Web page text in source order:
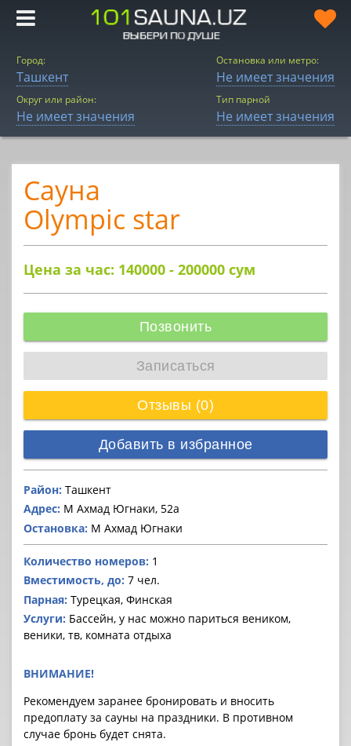
Город:
Ташкент
Округ или район:
Не имеет значения
Остановка или метро:
Не имеет значения
Тип парной
Не имеет значения
Сауна
Olympic star
Цена за час: 140000 - 200000 сум
Позвонить
Записаться
Отзывы (0)
Добавить в избранное
Район: Ташкент
Адрес: М Ахмад Югнаки, 52а
Остановка: М Ахмад Югнаки
Количество номеров: 1
Вместимость, до: 7 чел.
Парная: Турецкая, Финская
Услуги: Бассейн, у нас можно париться веником,
веники, тв, комната отдыха
ВНИМАНИЕ!
Рекомендуем заранее бронировать и вносить
предоплату за cауны на праздники. В противном
случае бронь будет снята.